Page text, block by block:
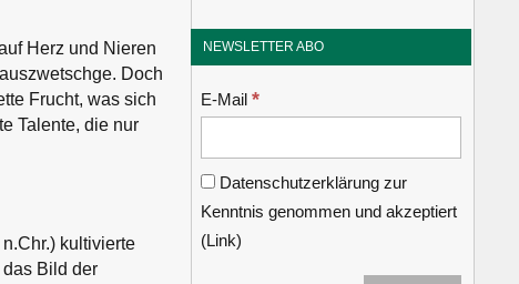
Herz und Nieren
Doch
Frucht, was sich
Talente, die nur
kultivierte
Bild der
NEWSLETTER ABO
E-Mail*
Datenschutzerklärung zur
Kenntnis genommen und akzeptiert
(Link)